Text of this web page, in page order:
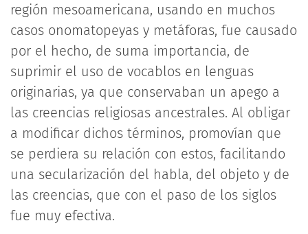
región mesoamericana, usando en muchos
casos onomatopeyas y metáforas, fue causado
por el hecho, de suma importancia, de
suprimir el uso de vocablos en lenguas
originarias, ya que conservaban un apego a
las creencias religiosas ancestrales. Al obligar
a modificar dichos términos, promovían que
se perdiera su relación con estos, facilitando
una secularización del habla, del objeto y de
las creencias, que con el paso de los siglos
fue muy efectiva.